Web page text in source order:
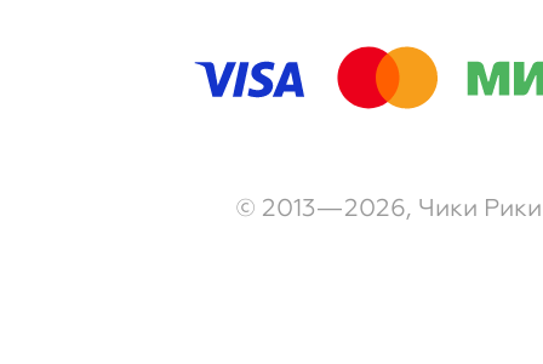
© 2013—2026, Чики Рики